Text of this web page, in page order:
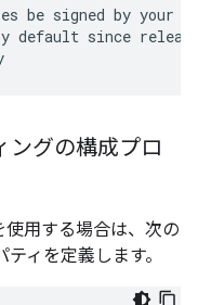
default since
ングの構成プロ
使用する場合は、次の
ィを定義します。